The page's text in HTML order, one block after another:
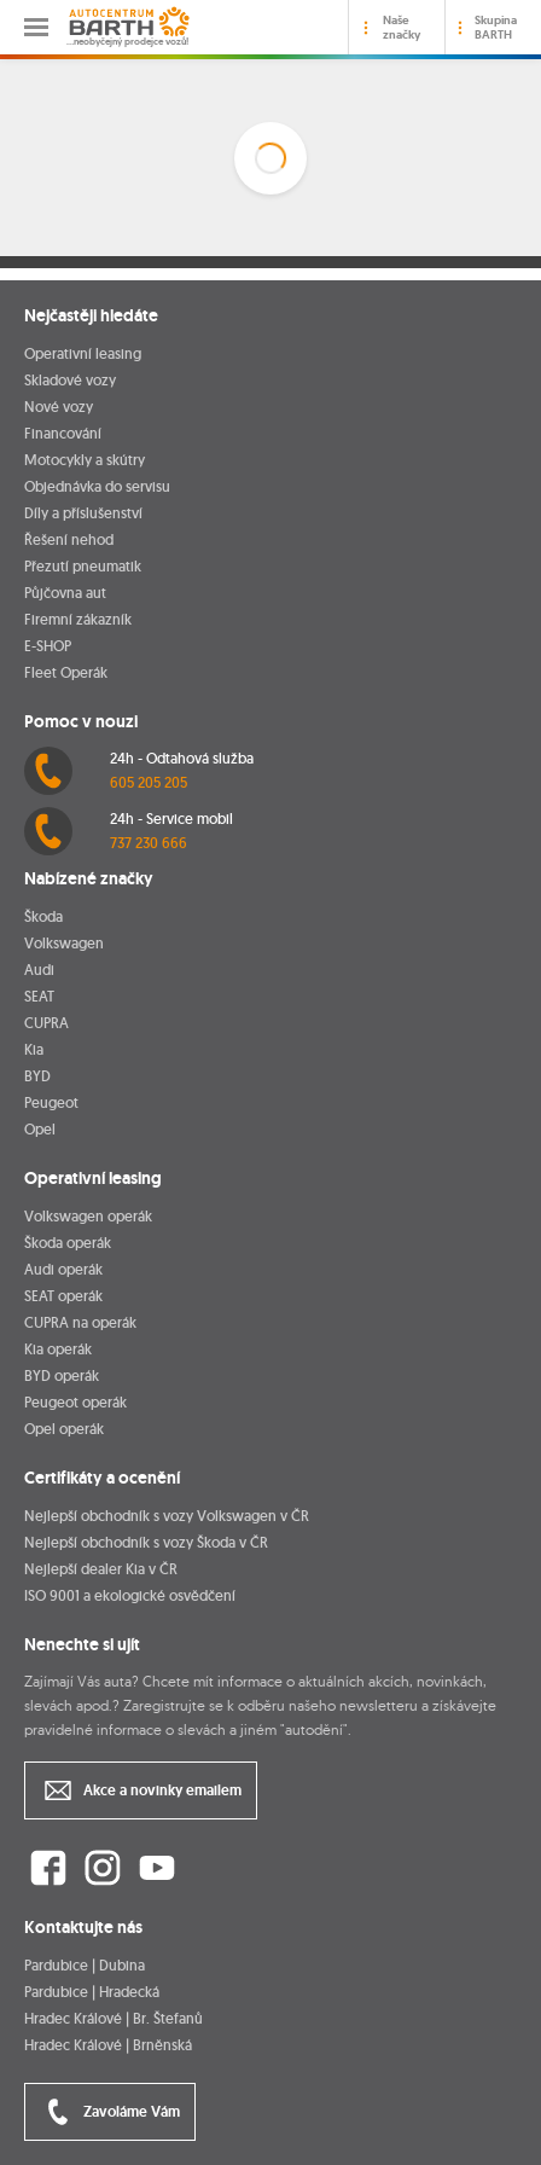
…neobyčejný prodejce vozů!
Naše
značky
Skupina
BARTH
Nejčastěji hledáte
Operativní leasing
Skladové vozy
Nové vozy
Financování
Motocykly a skútry
Objednávka do servisu
Díly a příslušenství
Řešení nehod
Přezutí pneumatik
Půjčovna aut
Firemní zákazník
E-SHOP
Fleet Operák
Pomoc v nouzi
24h - Odtahová služba
605 205 205
24h - Service mobil
737 230 666
Nabízené značky
Škoda
Volkswagen
Audi
SEAT
CUPRA
Kia
BYD
Peugeot
Opel
Operativní leasing
Volkswagen operák
Škoda operák
Audi operák
SEAT operák
CUPRA na operák
Kia operák
BYD operák
Peugeot operák
Opel operák
Certifikáty a ocenění
Nejlepší obchodník s vozy Volkswagen v ČR
Nejlepší obchodník s vozy Škoda v ČR
Nejlepší dealer Kia v ČR
ISO 9001 a ekologické osvědčení
Nenechte si ujít
Zajímají Vás auta? Chcete mít informace o aktuálních akcích, novinkách,
slevách apod.? Zaregistrujte se k odběru našeho newsletteru a získávejte
pravidelné informace o slevách a jiném "autodění".
Akce a novinky emailem
Kontaktujte nás
Pardubice | Dubina
Pardubice | Hradecká
Hradec Králové | Br. Štefanů
Hradec Králové | Brněnská
Zavoláme Vám